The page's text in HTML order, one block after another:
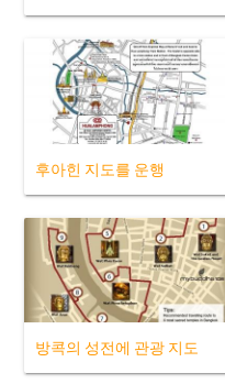
후아힌 지도를 운행
방콕의 성전에 관광 지도